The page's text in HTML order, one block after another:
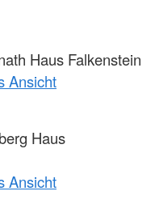
Haus Falkenstein
Ansicht
Haus
Ansicht